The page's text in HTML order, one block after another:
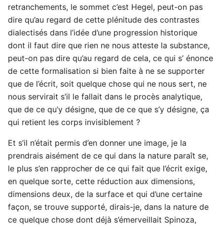
retranchements, le sommet c’est Hegel, peut-on pas
dire qu’au regard de cette plénitude des contrastes
dialectisés dans l’idée d’une progression historique
dont il faut dire que rien ne nous atteste la substance,
peut-on pas dire qu’au regard de cela, ce qui s’ énonce
de cette formalisation si bien faite à ne se supporter
que de l’écrit, soit quelque chose qui ne nous sert, ne
nous servirait s’il le fallait dans le procès analytique,
que de ce qu’y désigne, que de ce que s’y désigne, ça
qui retient les corps invisiblement ?
Et s’il n’était permis d’en donner une image, je la
prendrais aisément de ce qui dans la nature paraît se,
le plus s’en rapprocher de ce qui fait que l’écrit exige,
en quelque sorte, cette réduction aux dimensions,
dimensions deux, de la surface et qui d’une certaine
façon, se trouve supporté, dirais-je, dans la nature de
ce quelque chose dont déjà s’émerveillait Spinoza,